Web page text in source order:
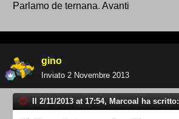
Parlamo de ternana. Avanti
gino
Inviato 2 Novembre 2013
Il 2/11/2013 at 17:54, Marcoal ha scritto: